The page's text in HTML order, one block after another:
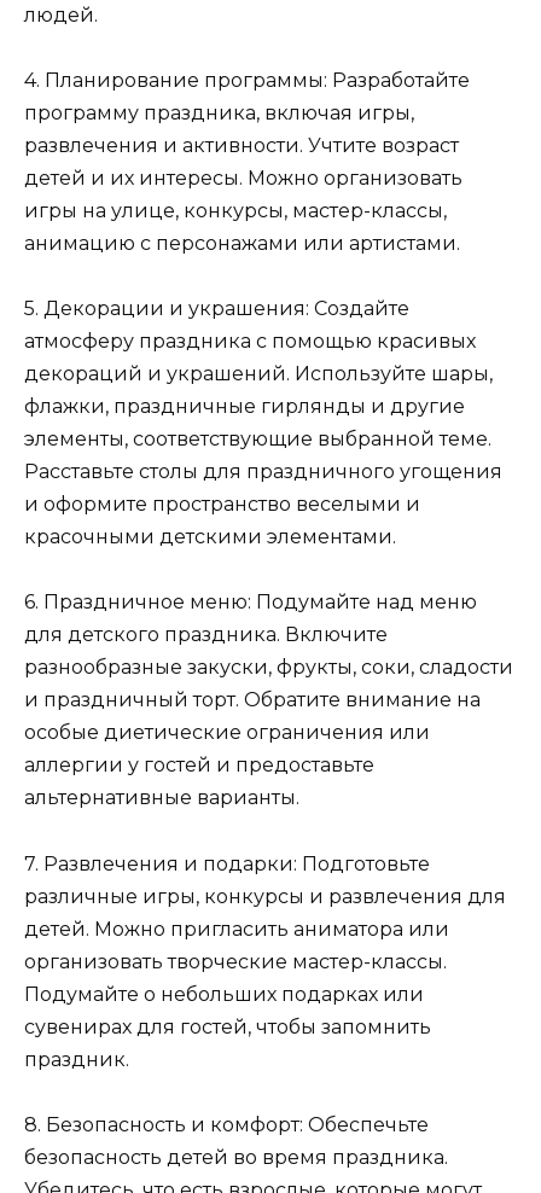
людей.
4. Планирование программы: Разработайте
программу праздника, включая игры,
развлечения и активности. Учтите возраст
детей и их интересы. Можно организовать
игры на улице, конкурсы, мастер-классы,
анимацию с персонажами или артистами.
5. Декорации и украшения: Создайте
атмосферу праздника с помощью красивых
декораций и украшений. Используйте шары,
флажки, праздничные гирлянды и другие
элементы, соответствующие выбранной теме.
Расставьте столы для праздничного угощения
и оформите пространство веселыми и
красочными детскими элементами.
6. Праздничное меню: Подумайте над меню
для детского праздника. Включите
разнообразные закуски, фрукты, соки, сладости
и праздничный торт. Обратите внимание на
особые диетические ограничения или
аллергии у гостей и предоставьте
альтернативные варианты.
7. Развлечения и подарки: Подготовьте
различные игры, конкурсы и развлечения для
детей. Можно пригласить аниматора или
организовать творческие мастер-классы.
Подумайте о небольших подарках или
сувенирах для гостей, чтобы запомнить
праздник.
8. Безопасность и комфорт: Обеспечьте
безопасность детей во время праздника.